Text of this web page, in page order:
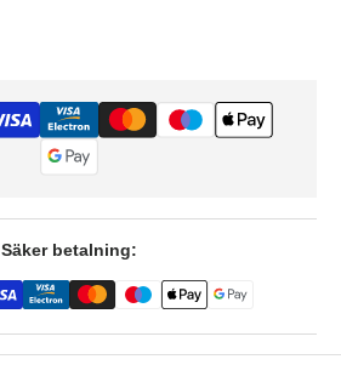
Säker betalning: